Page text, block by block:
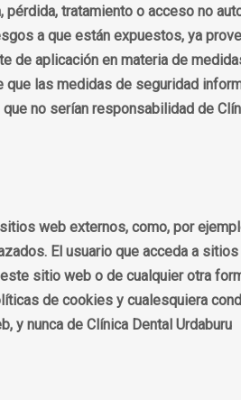
tratamiento o acceso no
a que están expuestos, ya
de aplicación en materia de
las medidas de seguridad
no serían responsabilidad de
web externos, como, por
El usuario que acceda a
sitio web o de cualquier otra
de cookies y cualesquiera
y nunca de Clínica Dental Urdaburu